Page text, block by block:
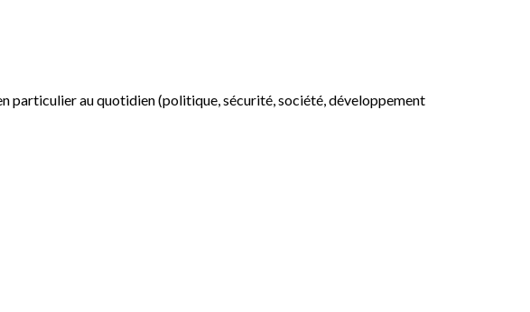
particulier au quotidien (politique, sécurité, société, développement